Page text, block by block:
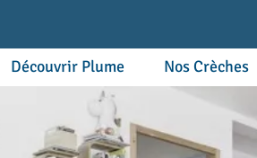
Découvrir Plume Nos Crèches